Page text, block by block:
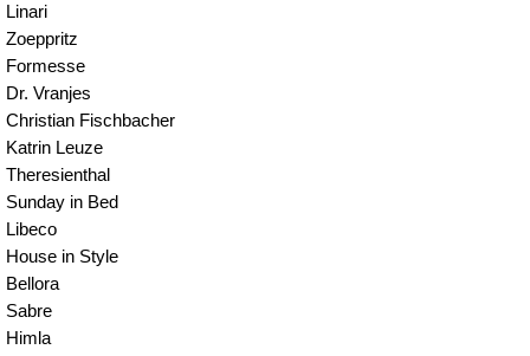
Linari
Zoeppritz
Formesse
Dr. Vranjes
Christian Fischbacher
Katrin Leuze
Theresienthal
Sunday in Bed
Libeco
House in Style
Bellora
Sabre
Himla